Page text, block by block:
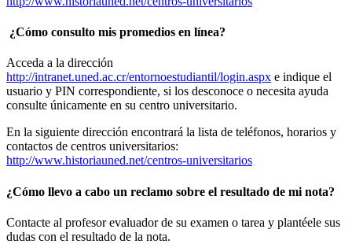
¿Cómo consulto mis promedios en línea?
Acceda a la dirección
http://intranet.uned.ac.cr/entornoestudiantil/login.aspx e indique el
usuario y PIN correspondiente, si los desconoce o necesita ayuda
consulte únicamente en su centro universitario.
En la siguiente dirección encontrará la lista de teléfonos, horarios y
contactos de centros universitarios:
http://www.historiauned.net/centros-universitarios
¿Cómo llevo a cabo un reclamo sobre el resultado de mi nota?
Contacte al profesor evaluador de su examen o tarea y plantéele sus
dudas con el resultado de la nota.